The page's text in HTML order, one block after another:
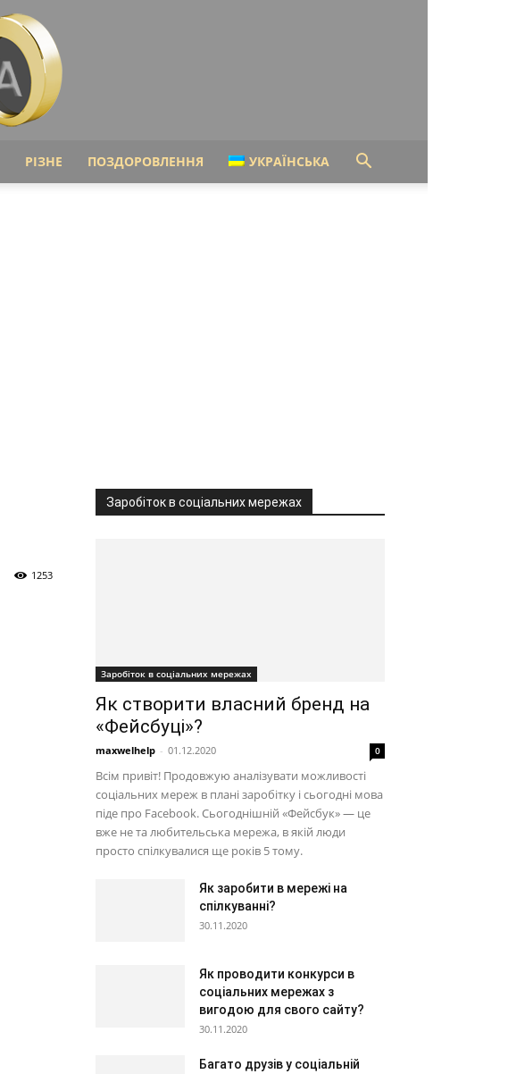
РІЗНЕ ПОЗДОРОВЛЕННЯ УКРАЇНСЬКА
1253
Заробіток в соціальних мережах
Заробіток в соціальних мережах
Як створити власний бренд на
«Фейсбуці»?
maxwelhelp - 01.12.2020 0
Всім привіт! Продовжую аналізувати можливості
соціальних мереж в плані заробітку і сьогодні мова
піде про Facebook. Сьогоднішній «Фейсбук» — це
вже не та любительська мережа, в якій люди
просто спілкувалися ще років 5 тому.
Як заробити в мережі на
спілкуванні?
30.11.2020
Як проводити конкурси в
соціальних мережах з
вигодою для свого сайту?
30.11.2020
Багато друзів у соціальній